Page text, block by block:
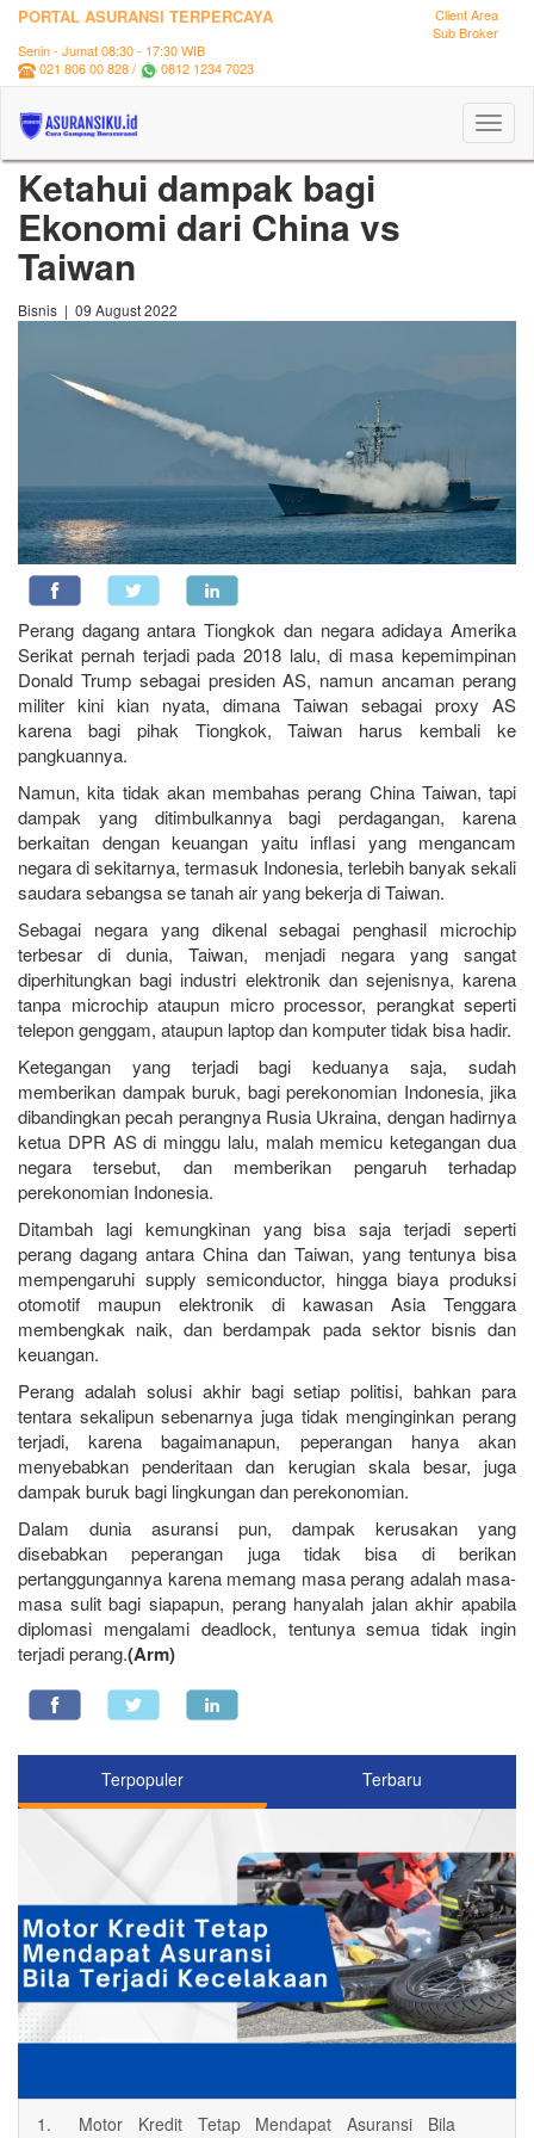
PORTAL ASURANSI TERPERCAYA
Client Area
Sub Broker
Senin - Jumat 08:30 - 17:30 WIB
021 806 00 828 /
0812 1234 7023
Ketahui dampak bagi
Ekonomi dari China vs
Taiwan
Bisnis | 09 August 2022
Perang dagang antara Tiongkok dan negara adidaya Amerika
Serikat pernah terjadi pada 2018 lalu, di masa kepemimpinan
Donald Trump sebagai presiden AS, namun ancaman perang
militer kini kian nyata, dimana Taiwan sebagai proxy AS
karena bagi pihak Tiongkok, Taiwan harus kembali ke
pangkuannya.
Namun, kita tidak akan membahas perang China Taiwan, tapi
dampak yang ditimbulkannya bagi perdagangan, karena
berkaitan dengan keuangan yaitu inflasi yang mengancam
negara di sekitarnya, termasuk Indonesia, terlebih banyak sekali
saudara sebangsa se tanah air yang bekerja di Taiwan.
Sebagai negara yang dikenal sebagai penghasil microchip
terbesar di dunia, Taiwan, menjadi negara yang sangat
diperhitungkan bagi industri elektronik dan sejenisnya, karena
tanpa microchip ataupun micro processor, perangkat seperti
telepon genggam, ataupun laptop dan komputer tidak bisa hadir.
Ketegangan yang terjadi bagi keduanya saja, sudah
memberikan dampak buruk, bagi perekonomian Indonesia, jika
dibandingkan pecah perangnya Rusia Ukraina, dengan hadirnya
ketua DPR AS di minggu lalu, malah memicu ketegangan dua
negara tersebut, dan memberikan pengaruh terhadap
perekonomian Indonesia.
Ditambah lagi kemungkinan yang bisa saja terjadi seperti
perang dagang antara China dan Taiwan, yang tentunya bisa
mempengaruhi supply semiconductor, hingga biaya produksi
otomotif maupun elektronik di kawasan Asia Tenggara
membengkak naik, dan berdampak pada sektor bisnis dan
keuangan.
Perang adalah solusi akhir bagi setiap politisi, bahkan para
tentara sekalipun sebenarnya juga tidak menginginkan perang
terjadi, karena bagaimanapun, peperangan hanya akan
menyebabkan penderitaan dan kerugian skala besar, juga
dampak buruk bagi lingkungan dan perekonomian.
Dalam dunia asuransi pun, dampak kerusakan yang
disebabkan peperangan juga tidak bisa di berikan
pertanggungannya karena memang masa perang adalah masa-
masa sulit bagi siapapun, perang hanyalah jalan akhir apabila
diplomasi mengalami deadlock, tentunya semua tidak ingin
terjadi perang.(Arm)
Terpopuler Terbaru
1.
Motor Kredit Tetap Mendapat Asuransi Bila